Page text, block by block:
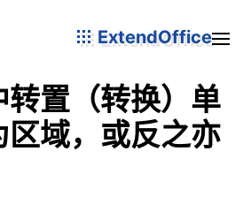
ExtendOffice
置（转换）单
域，或反之亦